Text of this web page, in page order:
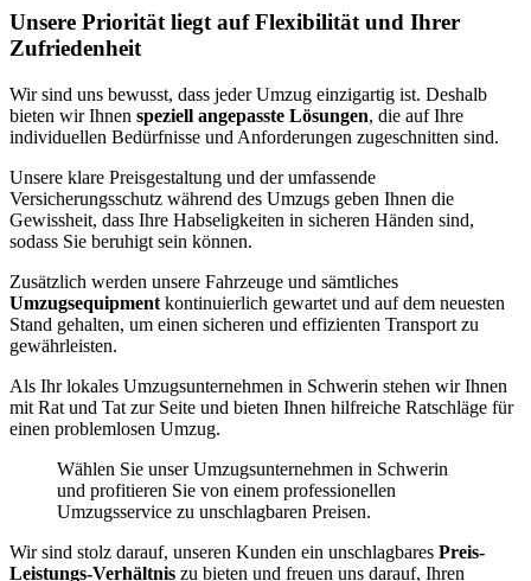
Unsere Priorität liegt auf Flexibilität und Ihrer
Zufriedenheit
Wir sind uns bewusst, dass jeder Umzug einzigartig ist. Deshalb
bieten wir Ihnen speziell angepasste Lösungen, die auf Ihre
individuellen Bedürfnisse und Anforderungen zugeschnitten sind.
Unsere klare Preisgestaltung und der umfassende
Versicherungsschutz während des Umzugs geben Ihnen die
Gewissheit, dass Ihre Habseligkeiten in sicheren Händen sind,
sodass Sie beruhigt sein können.
Zusätzlich werden unsere Fahrzeuge und sämtliches
Umzugsequipment kontinuierlich gewartet und auf dem neuesten
Stand gehalten, um einen sicheren und effizienten Transport zu
gewährleisten.
Als Ihr lokales Umzugsunternehmen in Schwerin stehen wir Ihnen
mit Rat und Tat zur Seite und bieten Ihnen hilfreiche Ratschläge für
einen problemlosen Umzug.
Wählen Sie unser Umzugsunternehmen in Schwerin
und profitieren Sie von einem professionellen
Umzugsservice zu unschlagbaren Preisen.
Wir sind stolz darauf, unseren Kunden ein unschlagbares Preis-
Leistungs-Verhältnis zu bieten und freuen uns darauf, Ihren